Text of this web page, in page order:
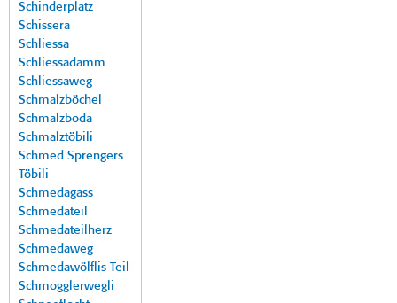
Schinderplatz
Schissera
Schliessa
Schliessadamm
Schliessaweg
Schmalzböchel
Schmalzboda
Schmalztöbili
Schmed Sprengers
Töbili
Schmedagass
Schmedateil
Schmedateilherz
Schmedaweg
Schmedawölflis Teil
Schmogglerwegli